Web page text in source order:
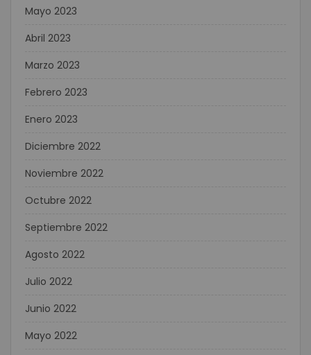
Mayo 2023
Abril 2023
Marzo 2023
Febrero 2023
Enero 2023
Diciembre 2022
Noviembre 2022
Octubre 2022
Septiembre 2022
Agosto 2022
Julio 2022
Junio 2022
Mayo 2022